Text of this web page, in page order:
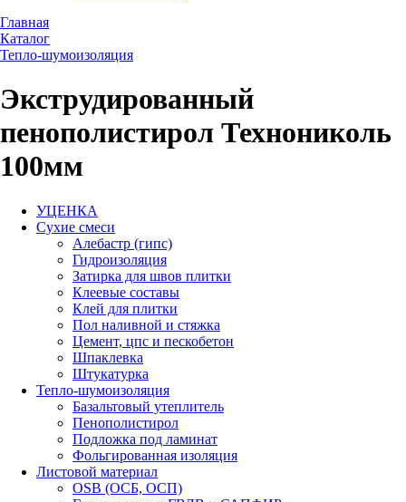
Главная
Каталог
Тепло-шумоизоляция
Экструдированный
пенополистирол Технониколь
100мм
УЦЕНКА
Сухие смеси
Алебастр (гипс)
Гидроизоляция
Затирка для швов плитки
Клеевые составы
Клей для плитки
Пол наливной и стяжка
Цемент, цпс и пескобетон
Шпаклевка
Штукатурка
Тепло-шумоизоляция
Базальтовый утеплитель
Пенополистирол
Подложка под ламинат
Фольгированная изоляция
Листовой материал
OSB (ОСБ, ОСП)